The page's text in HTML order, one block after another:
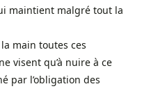
maintient malgré tout la
main toutes ces
visent qu’à nuire à ce
par l’obligation des